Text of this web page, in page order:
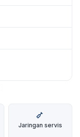
Jaringan servis